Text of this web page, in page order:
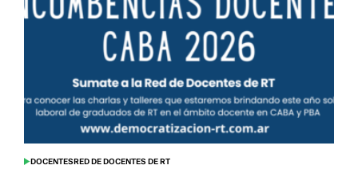
POSTED
DOCENTESRED DE DOCENTES DE RT